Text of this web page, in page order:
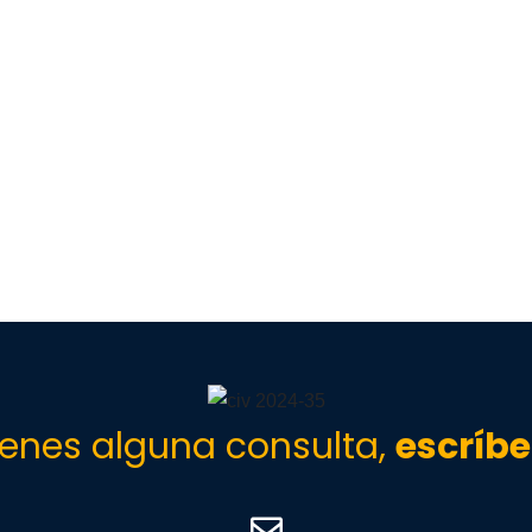
alguna consulta,